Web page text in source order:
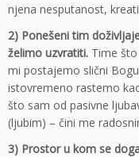
njena nesputanost,
2) Ponešeni tim
želimo uzvratiti. Time
mi postajemo slični
istovremeno rastemo
što sam od pasivne
(ljubim) – čini me
3) Prostor u kom se